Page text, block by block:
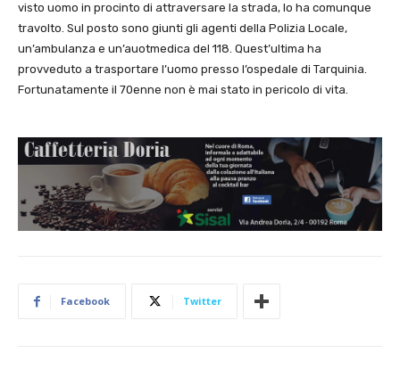
visto uomo in procinto di attraversare la strada, lo ha comunque
travolto. Sul posto sono giunti gli agenti della Polizia Locale,
un’ambulanza e un’auotmedica del 118. Quest’ultima ha
provveduto a trasportare l’uomo presso l’ospedale di Tarquinia.
Fortunatamente il 70enne non è mai stato in pericolo di vita.
Facebook Twitter